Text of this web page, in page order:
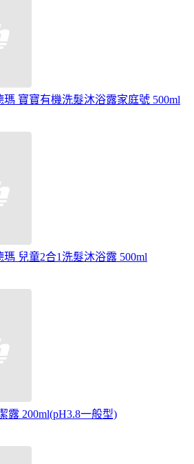
瑪 寶寶有機洗髮沐浴露家庭號 500ml
瑪 兒童2合1洗髮沐浴露 500ml
露 200ml(pH3.8一般型)